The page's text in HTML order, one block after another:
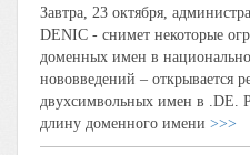
Завтра, 23 октября,
DENIC - снимет некоторые
доменных имен в
нововведений – открывается
двухсимвольных имен в .DE.
длину доменного имени >>>